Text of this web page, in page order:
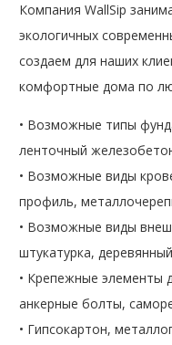
Компания WallSip
экологичных
создаем для наших
комфортные дома по
• Возможные типы
ленточный
• Возможные виды
профиль,
• Возможные виды
штукатурка,
• Крепежные элементы
анкерные болты,
• Гипсокартон,